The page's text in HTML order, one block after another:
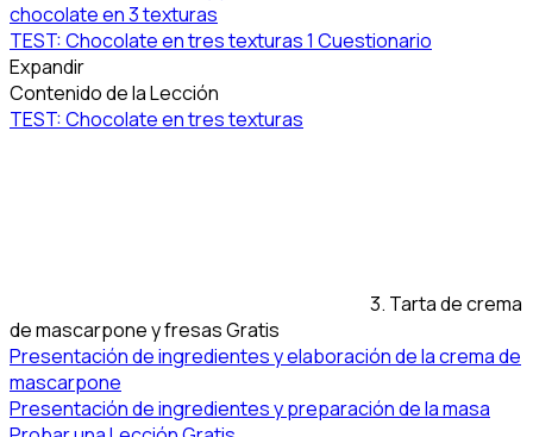
chocolate en 3 texturas
TEST: Chocolate en tres texturas1 Cuestionario
Expandir
Contenido de la Lección
TEST: Chocolate en tres texturas
3. Tarta de crema
de mascarpone y fresasGratis
Presentación de ingredientes y elaboración de la crema de
mascarpone
Presentación de ingredientes y preparación de la masa